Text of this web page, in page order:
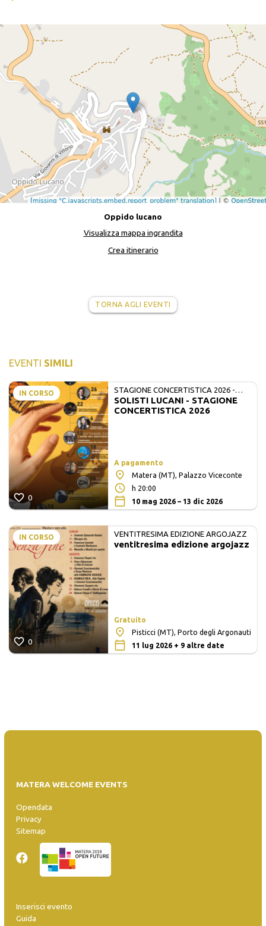
Oppido lucano
Visualizza mappa ingrandita
Crea itinerario
TORNA AGLI EVENTI
EVENTI SIMILI
IN CORSO
0
STAGIONE CONCERTISTICA 2026 -
MATE E SOLISTI LUCANI
SOLISTI LUCANI - STAGIONE
CONCERTISTICA 2026
A pagamento
Matera (MT), Palazzo Viceconte
h 20:00
10 mag 2026 – 13 dic 2026
IN CORSO
0
VENTITRESIMA EDIZIONE ARGOJAZZ
ventitresima edizione argojazz
Gratuito
Pisticci (MT), Porto degli Argonauti
11 lug 2026 + 9 altre date
MATERA WELCOME EVENTS
Opendata
Privacy
Sitemap
Inserisci evento
Guida